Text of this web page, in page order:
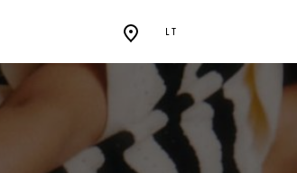
LT